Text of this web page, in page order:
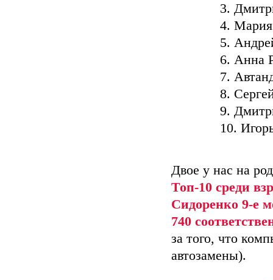
3.
4.
5.
6. Анна
7.
8.
9.
10.
Двое у нас на
Топ-10 среди
Сидоренко 9-е
740
за того, что
автозамены).